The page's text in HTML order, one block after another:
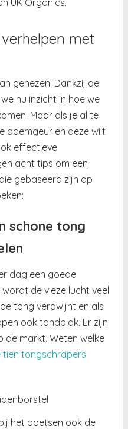
UK Organics.
met
genezen. Dankzij de
nu inzicht in hoe we
Maar als je al te
ademgeur en deze wilt
effectieve
acht tips om een
gebaseerd zijn op
schone tong
dag een goede
de vieze lucht veel
tong verdwijnt en als
ook tandplak. Er zijn
de markt. Weten welke
tien tongschrapers
het poetsen ook de